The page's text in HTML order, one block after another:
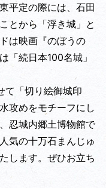
平定の際には、石田
とから「浮き城」と
は映画『のぼうの
「続日本100名城」
て「切り絵御城印
攻めをモチーフにし
忍城内郷土博物館で
気の十万石まんじゅ
します。ぜひお立ち